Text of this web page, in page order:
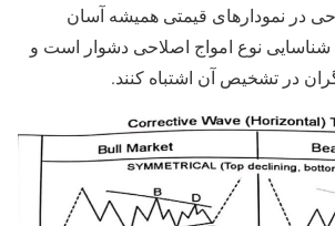
در نمودارهای قیمتی همیشه آسان
نوع امواج اصلاحی دشوار است و
در تشخیص آن اشتباه کنند.